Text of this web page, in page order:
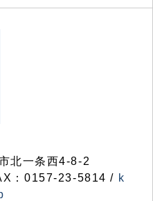
北一条西4-8-2
：0157-23-5814 / k